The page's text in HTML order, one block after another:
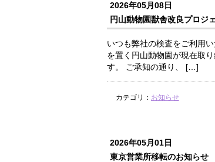
2026年05月08日
円山動物園獣舎改良プロジ
いつも弊社の検査をご利用
を置く円山動物園が現在取
す。 ご承知の通り、 […]
カテゴリ： お知らせ
2026年05月01日
東京営業所移転のお知らせ